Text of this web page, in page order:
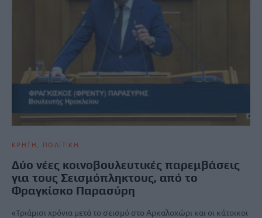
ΚΡΗΤΗ ΠΟΛΙΤΙΚΗ
Δύο νέες κοινοβουλευτικές παρεμβάσεις
για τους Σεισμόπληκτους, από το
Φραγκίσκο Παρασύρη
«Τριάμισι χρόνια μετά το σεισμό στο Αρκαλοχώρι και οι κάτοικοι